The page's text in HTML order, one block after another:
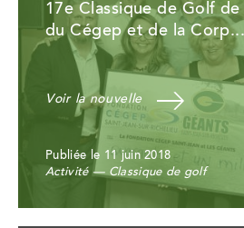
17e Classique de Golf
du Cégep et de la Corp...
Voir la nouvelle
Publiée le 11 juin 2018
Activité — Classique de golf